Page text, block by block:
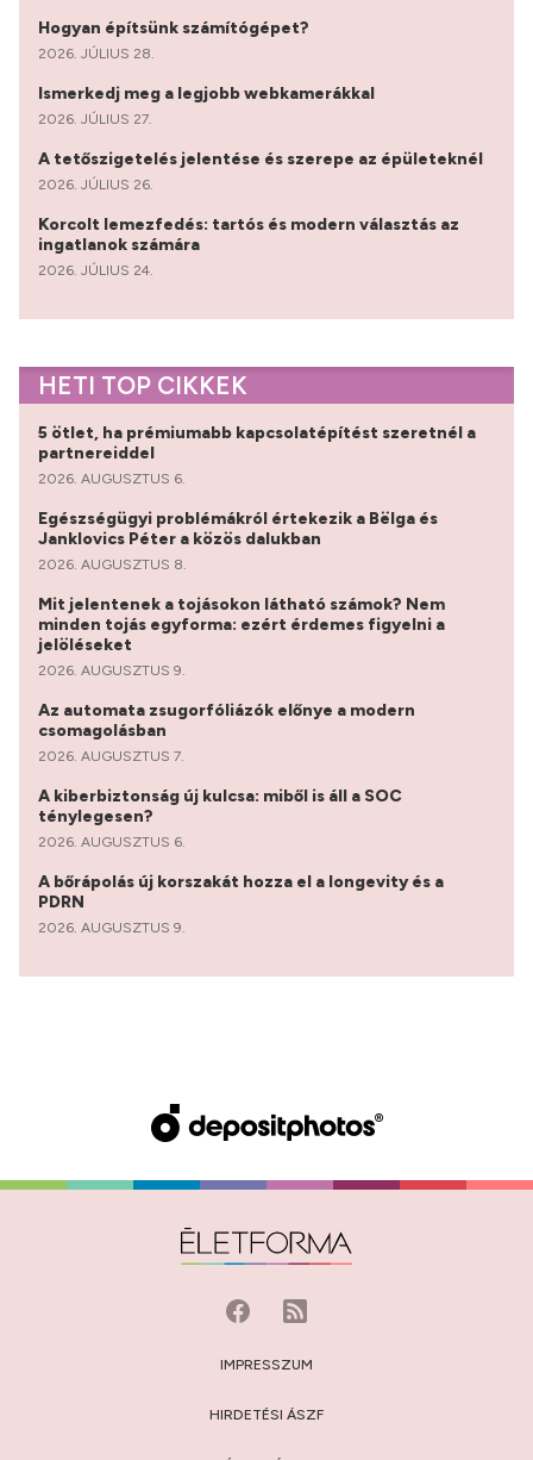
Hogyan építsünk számítógépet?
2026. JÚLIUS 28.
Ismerkedj meg a legjobb webkamerákkal
2026. JÚLIUS 27.
A tetőszigetelés jelentése és szerepe az épületeknél
2026. JÚLIUS 26.
Korcolt lemezfedés: tartós és modern választás az
ingatlanok számára
2026. JÚLIUS 24.
HETI TOP CIKKEK
5 ötlet, ha prémiumabb kapcsolatépítést szeretnél a
partnereiddel
2026. AUGUSZTUS 6.
Egészségügyi problémákról értekezik a Bëlga és
Janklovics Péter a közös dalukban
2026. AUGUSZTUS 8.
Mit jelentenek a tojásokon látható számok? Nem
minden tojás egyforma: ezért érdemes figyelni a
jelöléseket
2026. AUGUSZTUS 9.
Az automata zsugorfóliázók előnye a modern
csomagolásban
2026. AUGUSZTUS 7.
A kiberbiztonság új kulcsa: miből is áll a SOC
ténylegesen?
2026. AUGUSZTUS 6.
A bőrápolás új korszakát hozza el a longevity és a
PDRN
2026. AUGUSZTUS 9.
IMPRESSZUM
HIRDETÉSI ÁSZF